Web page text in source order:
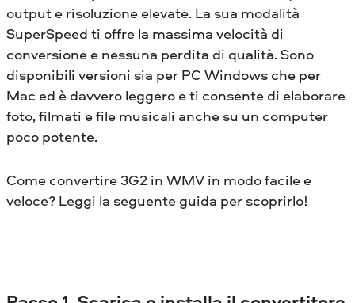
output e risoluzione elevate. La sua modalità
SuperSpeed ​​ti offre la massima velocità di
conversione e nessuna perdita di qualità. Sono
disponibili versioni sia per PC Windows che per
Mac ed è davvero leggero e ti consente di elaborare
foto, filmati e file musicali anche su un computer
poco potente.
Come convertire 3G2 in WMV in modo facile e
veloce? Leggi la seguente guida per scoprirlo!